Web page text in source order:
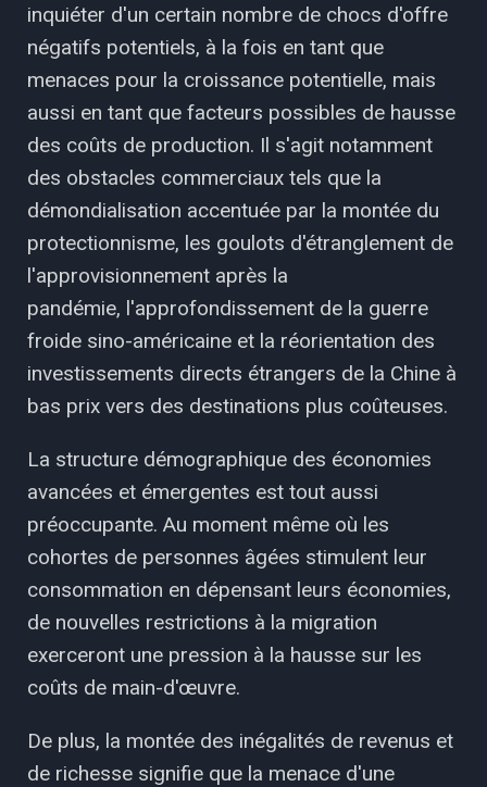
inquiéter d'un certain nombre de chocs d'offre
négatifs potentiels, à la fois en tant que
menaces pour la croissance potentielle, mais
aussi en tant que facteurs possibles de hausse
des coûts de production. Il s'agit notamment
des obstacles commerciaux tels que la
démondialisation accentuée par la montée du
protectionnisme, les goulots d'étranglement de
l'approvisionnement après la
pandémie, l'approfondissement de la guerre
froide sino-américaine et la réorientation des
investissements directs étrangers de la Chine à
bas prix vers des destinations plus coûteuses.
La structure démographique des économies
avancées et émergentes est tout aussi
préoccupante. Au moment même où les
cohortes de personnes âgées stimulent leur
consommation en dépensant leurs économies,
de nouvelles restrictions à la migration
exerceront une pression à la hausse sur les
coûts de main-d'œuvre.
De plus, la montée des inégalités de revenus et
de richesse signifie que la menace d'une